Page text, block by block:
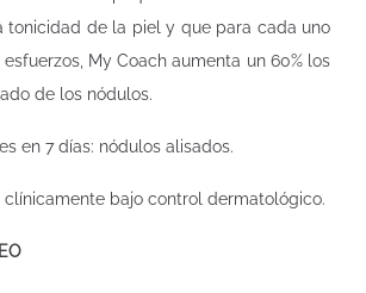
tonicidad de la piel y que para cada uno
My Coach aumenta un 60% los
de los nódulos.
en 7 días: nódulos alisados.
clínicamente bajo control dermatológico.